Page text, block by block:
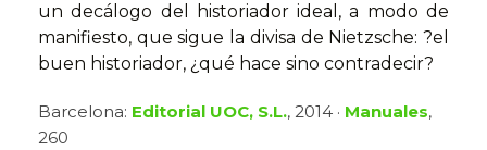
un decálogo del historiador ideal, a modo de
manifiesto, que sigue la divisa de Nietzsche: ?el
buen historiador, ¿qué hace sino contradecir?
Barcelona: Editorial UOC, S.L., 2014 · Manuales,
260